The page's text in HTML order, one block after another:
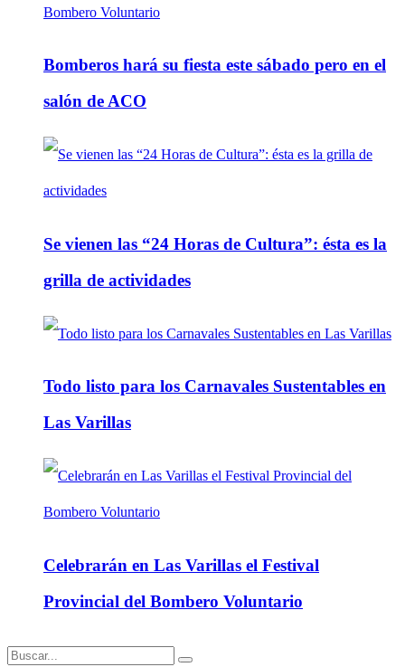
Bomberos hará su fiesta este sábado pero en el
salón de ACO
Se vienen las “24 Horas de Cultura”: ésta es la
grilla de actividades
Todo listo para los Carnavales Sustentables en
Las Varillas
Celebrarán en Las Varillas el Festival
Provincial del Bombero Voluntario